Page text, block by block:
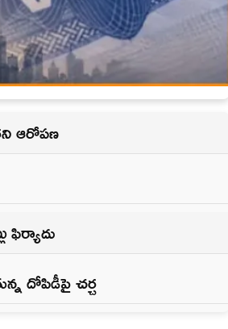
ఆరోపణ
ఫిర్యాదు
దోపిడీపై చర్చ